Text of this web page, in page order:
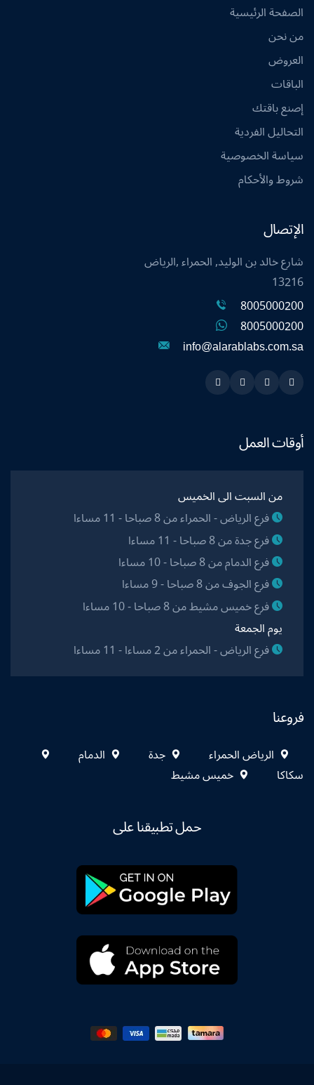
الصفحة الرئيسية
من نحن
العروض
الباقات
إصنع باقتك
التحاليل الفردية
سياسة الخصوصية
شروط والأحكام
الإتصال
شارع خالد بن الوليد, الحمراء ,الرياض
13216
8005000200
8005000200
info@alarablabs.com.sa
Snapchat
Twitter
Linkedin
Instagram
أوقات العمل
من السبت الى الخميس
فرع الرياض - الحمراء من 8 صباحا - 11 مساءا
فرع جدة من 8 صباحا - 11 مساءا
فرع الدمام من 8 صباحا - 10 مساءا
فرع الجوف من 8 صباحا - 9 مساءا
فرع خميس مشيط من 8 صباحا - 10 مساءا
يوم الجمعة
فرع الرياض - الحمراء من 2 مساءا - 11 مساءا
فروعنا
الرياض الحمراء جدة
الدمام
سكاكا
خميس مشيط
حمل تطبيقنا على